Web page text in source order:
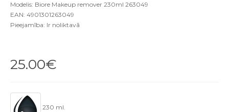
Modelis: Biore Makeup remover 230ml 263049
EAN: 4901301263049
Pieejamība: Ir noliktavā
25.00€
230 ml.